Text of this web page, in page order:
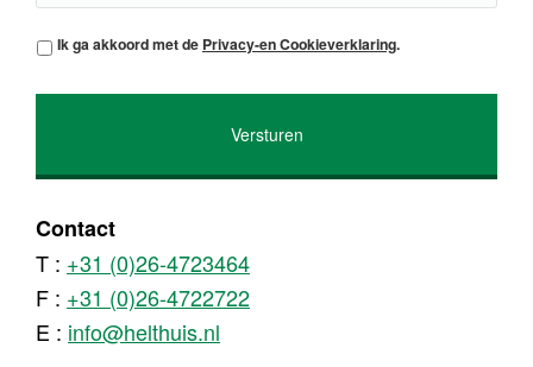
* Ik ga akkoord met de Privacy-en Cookieverklaring.
Contact
T : +31 (0)26-4723464
F : +31 (0)26-4722722
E : info@helthuis.nl